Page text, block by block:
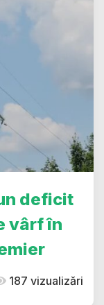
deficit
vârf în
187 vizualizări